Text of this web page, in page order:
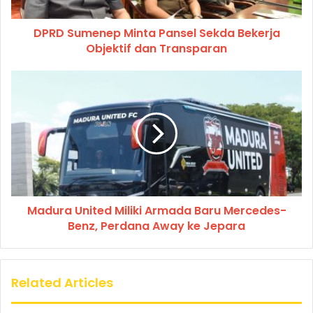
DPRD Sumenep Minta Pansel Sekda Bekerja
Objektif dan Transparan
Madura United Miliki Armada Baru Mercedes-
Benz, Perdana Away ke Jepara
Related Articles